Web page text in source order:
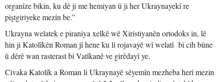
organîze bikin, ku dê ji me hemiyan û ji her Ukraynayekî re
piştgiriyeke mezin be.”
Ukrayna welatek e piraniya xelkê wê Xiristiyanên ortodoks in, lê
hin ji Katolîkên Roman jî hene ku li rojavayê wî welatî bi cih bûne
û dêrê wan rasterast bi Vatîkanê ve girêdayî ye.
Civaka Katolîk a Roman li Ukraynayê sêyemîn mezheba herî mezin